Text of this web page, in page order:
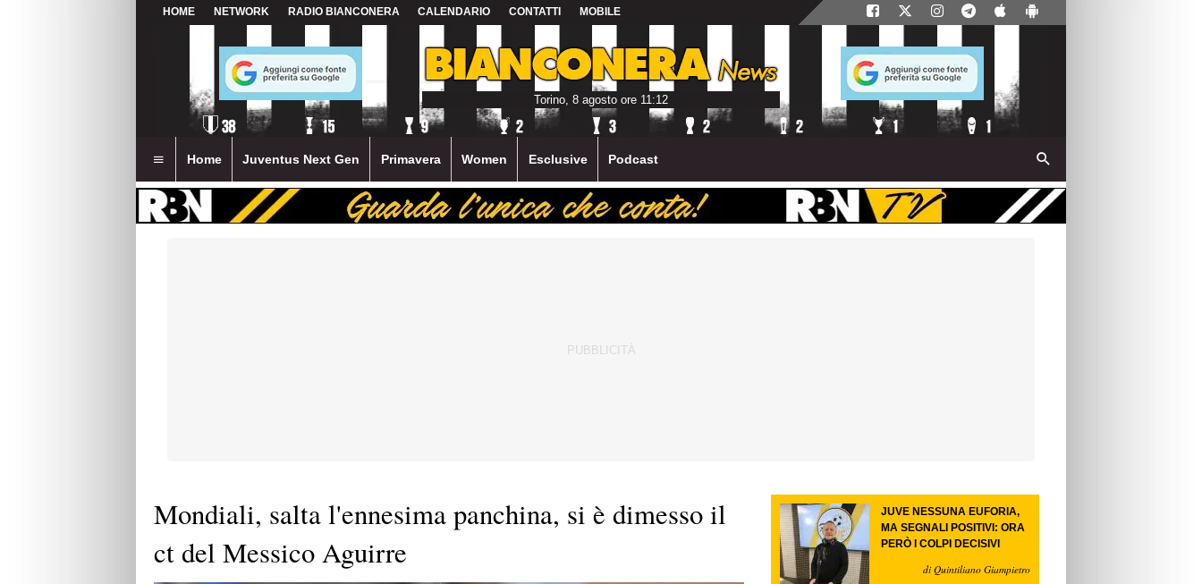
HOME NETWORK RADIO BIANCONERA CALENDARIO CONTATTI MOBILE
Torino, 8 agosto ore 11:12
Home Juventus Next Gen Primavera Women Esclusive Podcast
Mondiali, salta l'ennesima panchina, si è dimesso il
ct del Messico Aguirre
JUVE NESSUNA EUFORIA,
MA SEGNALI POSITIVI: ORA
PERÒ I COLPI DECISIVI
di Quintiliano Giampietro